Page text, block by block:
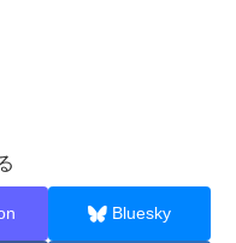
Bluesky